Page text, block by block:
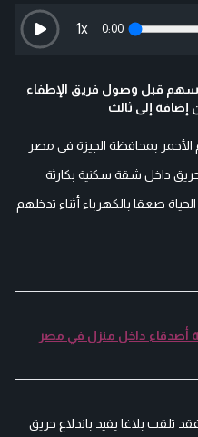
0:00
1x
قبل وصول فريق الإطفاء
إلى ثالث
بمحافظة الجيزة في مصر
حريق داخل شقة سكنية بكارثة
صعقا بالكهرباء أثناء تدخلهم
أصدقاء داخل منزل في مصر
تلقت بلاغا يفيد باندلاع حريق